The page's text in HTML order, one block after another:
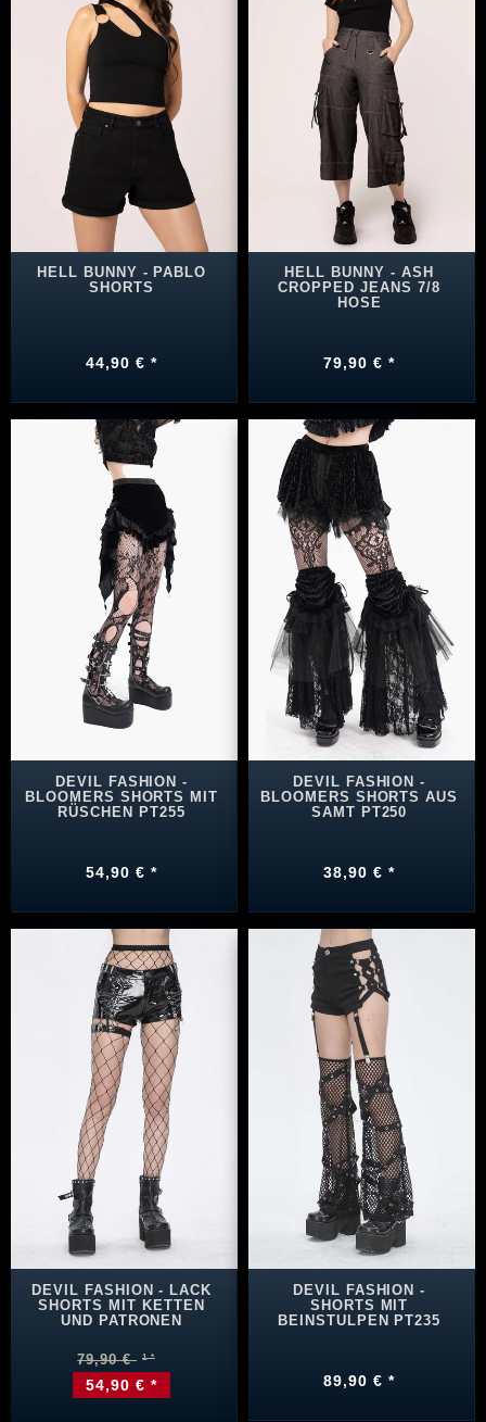
HELL BUNNY - PABLO
SHORTS
44,90 € *
HELL BUNNY - ASH
CROPPED JEANS 7/8
HOSE
79,90 € *
DEVIL FASHION -
BLOOMERS SHORTS MIT
RÜSCHEN PT255
54,90 € *
DEVIL FASHION -
BLOOMERS SHORTS AUS
SAMT PT250
38,90 € *
DEVIL FASHION - LACK
SHORTS MIT KETTEN
UND PATRONEN
79,90 €
54,90 € *
DEVIL FASHION -
SHORTS MIT
BEINSTULPEN PT235
89,90 € *